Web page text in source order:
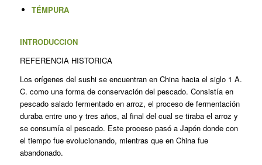
TÉMPURA
INTRODUCCION
REFERENCIA HISTORICA
Los orígenes del sushi se encuentran en China hacia el siglo 1 A.
C. como una forma de conservación del pescado. Consistía en
pescado salado fermentado en arroz, el proceso de fermentación
duraba entre uno y tres años, al final del cual se tiraba el arroz y
se consumía el pescado. Este proceso pasó a Japón donde con
el tiempo fue evolucionando, mientras que en China fue
abandonado.